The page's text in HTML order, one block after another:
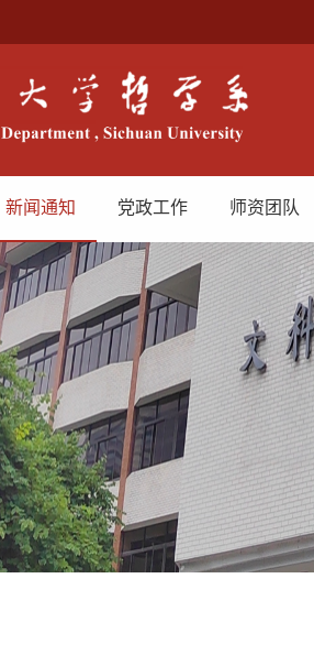
新闻通知 党政工作 师资团队